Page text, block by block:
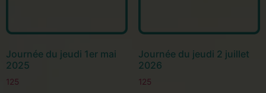
Journée du jeudi 1er mai
2025
125
Journée du jeudi 2 juillet
2026
125